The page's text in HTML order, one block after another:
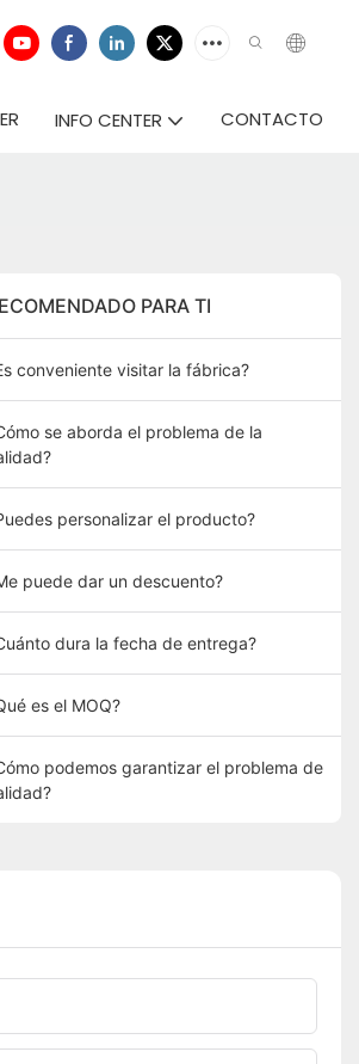
INFO CENTER CONTACTO
PARA TI
conveniente visitar la fábrica?
se aborda el problema de la
personalizar el producto?
puede dar un descuento?
dura la fecha de entrega?
es el MOQ?
podemos garantizar el problema de